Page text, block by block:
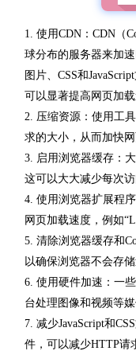
1. 使用CDN：CDN（
球分布的服务器来加
图片、CSS和
可以显著提高网页加载
2. 压缩资源：使用工
求的大小，从而加快网
3. 启用浏览器缓存：
这可以大大减少每次
4. 使用浏览器扩展程
网页加载速度，例如
5. 清除浏览器缓存和
以确保浏览器不会存
6. 使用硬件加速：一
台处理图像和视频等
7. 减少JavaScript和
件，可以减少HTTP请